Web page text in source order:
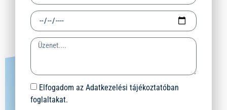
Elfogadom az Adatkezelési tájékoztatóban
foglaltakat.